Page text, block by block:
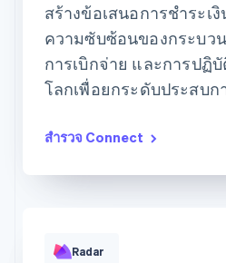
Next Level Chicago
ร้านขนม CnM - วิกเคอร์ พาร์ก
อัปเดตวันนี้ 07:50
สร้างข้อเสนอการชำระ
ความซับซ้อนของกระบว
การเบิกจ่าย และการป
โลกเพื่อยกระดับประสบ
สำรวจ Connect
Radar